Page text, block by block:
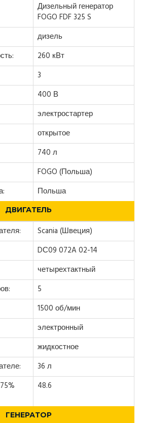
Дизельный генератор
FOGO FDF 325 S
дизель
260 кВт
3
400 В
электростартер
открытое
740 л
FOGO (Польша)
Польша
ДВИГАТЕЛЬ
Scania (Швеция)
DС09 072A 02-14
четырехтактный
5
1500 об/мин
электронный
жидкостное
36 л
48.6
ГЕНЕРАТОР